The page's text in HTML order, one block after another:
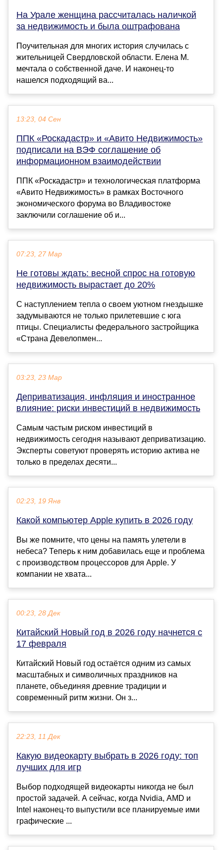
На Урале женщина рассчиталась наличкой
за недвижимость и была оштрафована
Поучительная для многих история случилась с
жительницей Свердловской области. Елена М.
мечтала о собственной даче. И наконец-то
нашелся подходящий ва...
13:23, 04 Сен
ППК «Роскадастр» и «Авито Недвижимость»
подписали на ВЭФ соглашение об
информационном взаимодействии
ППК «Роскадастр» и технологическая платформа
«Авито Недвижимость» в рамках Восточного
экономического форума во Владивостоке
заключили соглашение об и...
07:23, 27 Мар
Не готовы ждать: весной спрос на готовую
недвижимость вырастает до 20%
С наступлением тепла о своем уютном гнездышке
задумываются не только прилетевшие с юга
птицы. Специалисты федерального застройщика
«Страна Девелопмен...
03:23, 23 Мар
Деприватизация, инфляция и иностранное
влияние: риски инвестиций в недвижимость
Самым частым риском инвестиций в
недвижимость сегодня называют деприватизацию.
Эксперты советуют проверять историю актива не
только в пределах десяти...
02:23, 19 Янв
Какой компьютер Apple купить в 2026 году
Вы же помните, что цены на память улетели в
небеса? Теперь к ним добавилась еще и проблема
с производством процессоров для Apple. У
компании не хвата...
00:23, 28 Дек
Китайский Новый год в 2026 году начнется c
17 февраля
Китайский Новый год остаётся одним из самых
масштабных и символичных праздников на
планете, объединяя древние традиции и
современный ритм жизни. Он з...
22:23, 11 Дек
Какую видеокарту выбрать в 2026 году: топ
лучших для игр
Выбор подходящей видеокарты никогда не был
простой задачей. А сейчас, когда Nvidia, AMD и
Intel наконец-то выпустили все планируемые ими
графические ...